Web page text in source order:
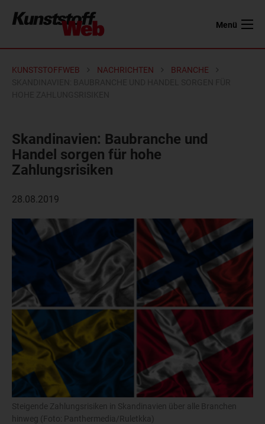
Menü
KUNSTSTOFFWEB NACHRICHTEN
BRANCHE
Skandinavien: Baubranche und
Handel sorgen für hohe
Zahlungsrisiken
28.08.2019
Steigende Zahlungsrisiken in Skandinavien über alle Branchen
hinweg (Foto: Panthermedia/Ruletkka)